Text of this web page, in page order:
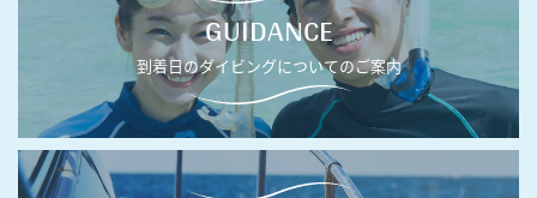
GUIDANCE
到着日のダイビングについてのご案内